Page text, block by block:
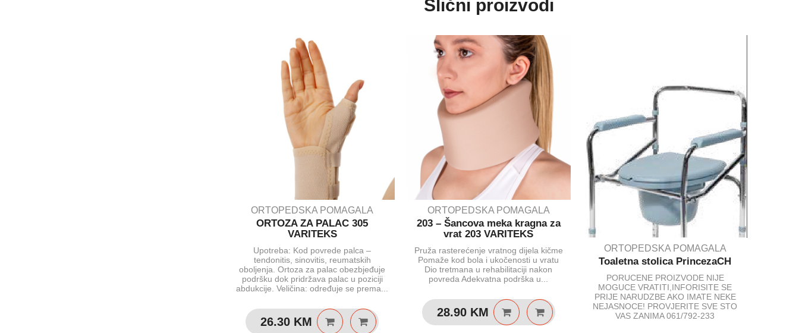
Slični proizvodi
ORTOPEDSKA POMAGALA
ORTOZA ZA PALAC 305
VARITEKS
Upotreba: Kod povrede palca –
tendonitis, sinovitis, reumatskih
oboljenja. Ortoza za palac obezbjeđuje
podršku dok pridržava palac u poziciji
abdukcije. Veličina: određuje se prema...
26.30 KM
ORTOPEDSKA POMAGALA
203 – Šancova meka kragna za
vrat 203 VARITEKS
Pruža rasterećenje vratnog dijela kičme
Pomaže kod bola i ukočenosti u vratu
Dio tretmana u rehabilitaciji nakon
povreda Adekvatna podrška u...
28.90 KM
ORTOPEDSKA POMAGALA
Toaletna stolica PrincezaCH
PORUCENE PROIZVODE NIJE
MOGUCE VRATITI,INFORISITE SE
PRIJE NARUDZBE AKO IMATE NEKE
NEJASNOCE! PROVJERITE SVE STO
VAS ZANIMA 061/792-233